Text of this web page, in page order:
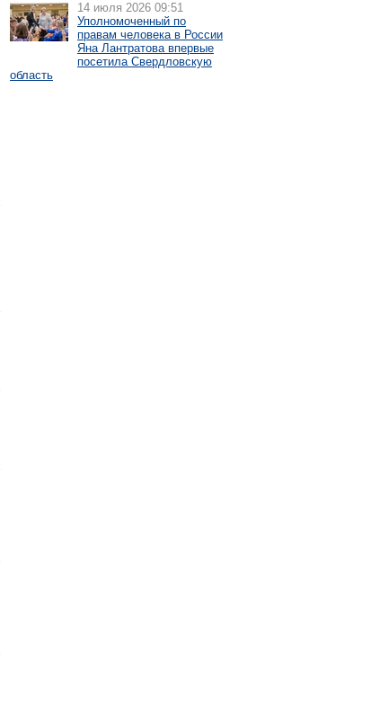
14 июля 2026 09:51
Уполномоченный по
правам человека в России
Яна Лантратова впервые
посетила Свердловскую
область